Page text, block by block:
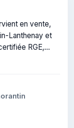
en vente,
Lanthenay et
RGE,
réalisées.